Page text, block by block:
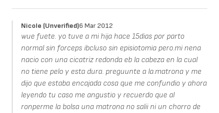
Nicole (unverified)6 Mar 2012
wue fuete. yo tuve a mi hija hace 15dias por parto
normal sin forceps ibcluso sin episiotomia pero.mi nena
nacio con una cicatriz redonda eb la cabeza en la cual
no tiene pelo y esta dura. preguunte a la.matrona y me
dijo que estaba encajada cosa que me confundio y ahora
leyendo tu caso me angustio y recuerdo que al
ronperme la bolsa una matrona no salii ni un chorro de